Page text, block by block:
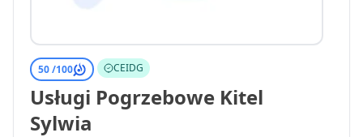
50 /100 CEIDG
Usługi Pogrzebowe Kitel
Sylwia